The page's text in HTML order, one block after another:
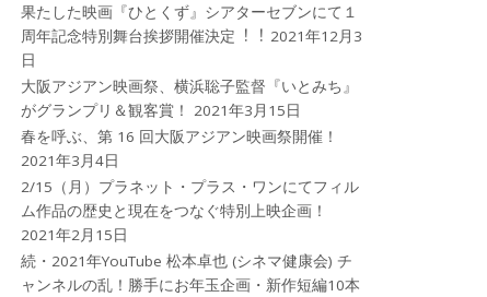
果たした映画『ひとくず』シアターセブンにて１
周年記念特別舞台挨拶開催決定︕︕ 2021年12月3
日
大阪アジアン映画祭、横浜聡子監督『いとみち』
がグランプリ＆観客賞！
2021年3月15日
春を呼ぶ、第 16 回大阪アジアン映画祭開催！
2021年3月4日
2/15（月）プラネット・プラス・ワンにてフィル
ム作品の歴史と現在をつなぐ特別上映企画！
2021年2月15日
続・2021年YouTube 松本卓也 (シネマ健康会) チ
ャンネルの乱！勝手にお年玉企画・新作短編10本